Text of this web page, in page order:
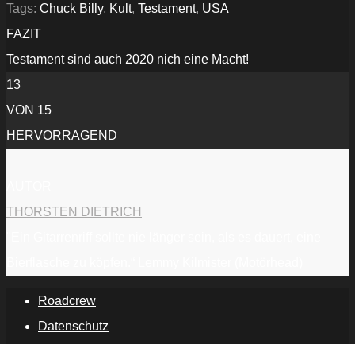
VIDEO)“
von
YouTube
Tags: Chuck Billy, Kult, Testament, USA
FAZIT
Testament sind auch 2020 nich eine Macht!
13
VON 15
HERVORRAGEND
THORSTEN DIETRICH
Roadcrew
Datenschutz